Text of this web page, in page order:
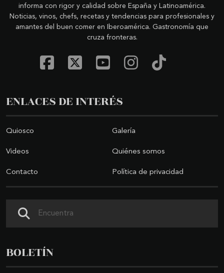
informa con rigor y calidad sobre España y Latinoamérica.
Noticias, vinos, chefs, recetas y tendencias para profesionales y
amantes del buen comer en Iberoamérica. Gastronomía que
cruza fronteras.
ENLACES DE INTERÉS
Quiosco Galería
Videos Quiénes somos
Contacto Política de privacidad
BOLETÍN